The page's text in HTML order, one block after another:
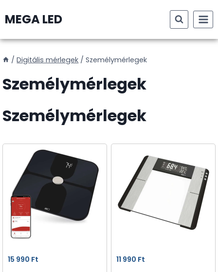
toMEGA LED
/ Digitális mérlegek / Személymérlegek
Személymérlegek
Személymérlegek
15 990 Ft 11 990 Ft